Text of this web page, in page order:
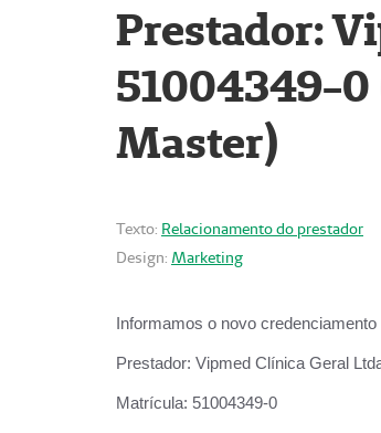
Prestador:
51004349-0
Master)
Texto: Relacionamento do prestador
Design: Marketing
Informamos o novo
Prestador: Vipmed Clínica Geral
Matrícula: 51004349-0